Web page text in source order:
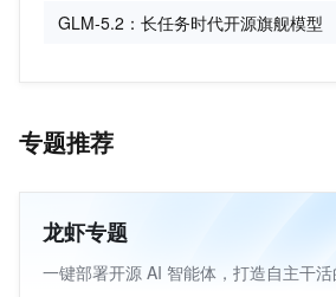
应用安全
办公安全
网络优化
网络高可用
GLM-5.2：长任务时代开源旗舰模型
专题推荐
龙虾专题